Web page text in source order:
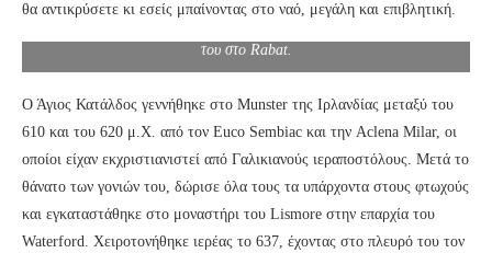
θα αντικρύσετε κι εσείς μπαίνοντας στο ναό, μεγάλη και επιβλητική.
του στο Rabat.
Ο Άγιος Κατάλδος γεννήθηκε στο Munster της Ιρλανδίας μεταξύ του
610 και του 620 μ.Χ. από τον Euco Sembiac και την Aclena Milar, οι
οποίοι είχαν εκχριστιανιστεί από Γαλικιανούς ιεραποστόλους. Μετά το
θάνατο των γονιών του, δώρισε όλα τους τα υπάρχοντα στους φτωχούς
και εγκαταστάθηκε στο μοναστήρι του Lismore στην επαρχία του
Waterford. Χειροτονήθηκε ιερέας το 637, έχοντας στο πλευρό του τον